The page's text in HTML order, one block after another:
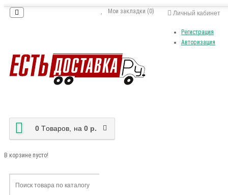
Личный кабинет
Регистрация
Авторизация
Мои закладки (0)
0 Tоваров, на 0 р.
В корзине пусто!